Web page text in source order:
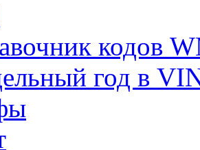
кодов
год в